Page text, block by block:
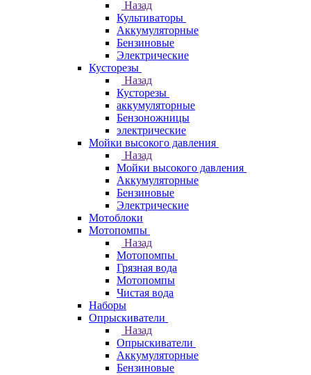
Назад
Культиваторы
Аккумуляторные
Бензиновые
Электрические
Кусторезы
Назад
Кусторезы
аккумуляторные
Бензоножницы
электрические
Мойки высокого давления
Назад
Мойки высокого давления
Аккумуляторные
Бензиновые
Электрические
Мотоблоки
Мотопомпы
Назад
Мотопомпы
Грязная вода
Мотопомпы
Чистая вода
Наборы
Опрыскиватели
Назад
Опрыскиватели
Аккумуляторные
Бензиновые